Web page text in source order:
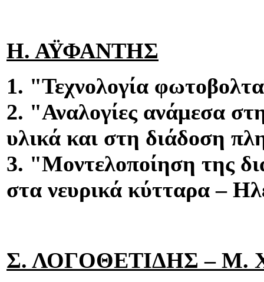
Η. ΑΫΦΑΝΤΗΣ
1. "Τεχνολογία
2. "Αναλογίες ανάμεσα
υλικά και στη διάδοση
3. "Μοντελοποίηση της
στα νευρικά κύτταρα –
Σ. ΛΟΓΟΘΕΤΙΔΗΣ – Μ.